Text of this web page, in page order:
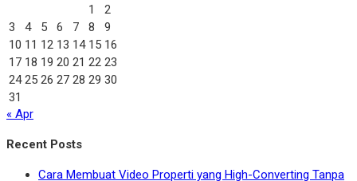
1
2
3
4 5 6 7 8
9
10 11 12 13 14 15 16
17 18 19 20 21 22 23
24 25 26 27 28 29 30
31
« Apr
Recent Posts
Cara Membuat Video Properti yang High-Converting Tanpa